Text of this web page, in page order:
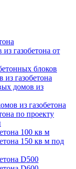
газобетона от
блоков
из газобетона
домов из
из газобетона
по проекту
100 кв м
150 кв м под
D500